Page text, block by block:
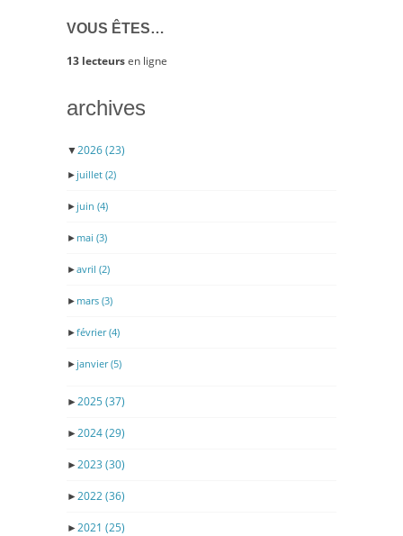
VOUS ÊTES…
13 lecteursen ligne
archives
▼2026(23)
► juillet (2)
► juin (4)
► mai (3)
►avril (2)
► mars (3)
►février(4)
► janvier(5)
►2025(37)
►2024(29)
►2023 (30)
►2022(36)
►2021 (25)